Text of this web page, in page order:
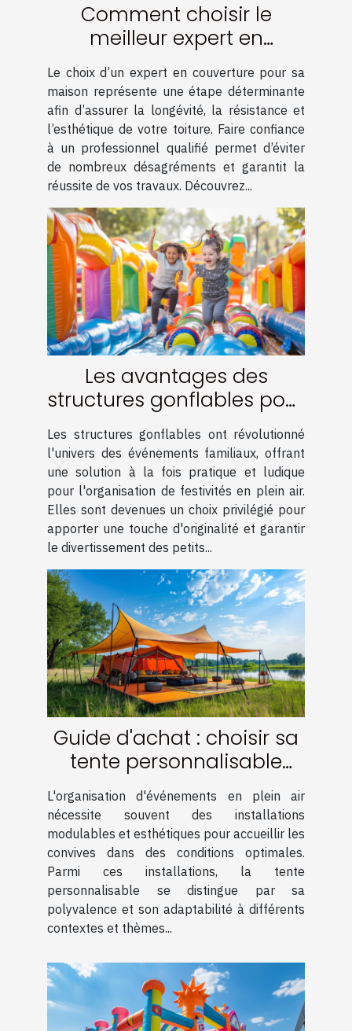
Comment choisir le
meilleur expert en
couverture pour votre
maison
Le choix d’un expert en couverture pour sa
maison représente une étape déterminante
afin d’assurer la longévité, la résistance et
l’esthétique de votre toiture. Faire confiance
à un professionnel qualifié permet d’éviter
de nombreux désagréments et garantit la
réussite de vos travaux. Découvrez...
Les avantages des
structures gonflables pour
événements familiaux
Les structures gonflables ont révolutionné
l'univers des événements familiaux, offrant
une solution à la fois pratique et ludique
pour l'organisation de festivités en plein air.
Elles sont devenues un choix privilégié pour
apporter une touche d'originalité et garantir
le divertissement des petits...
Guide d'achat : choisir sa
tente personnalisable
pour événements
L'organisation d'événements en plein air
nécessite souvent des installations
modulables et esthétiques pour accueillir les
convives dans des conditions optimales.
Parmi ces installations, la tente
personnalisable se distingue par sa
polyvalence et son adaptabilité à différents
contextes et thèmes...